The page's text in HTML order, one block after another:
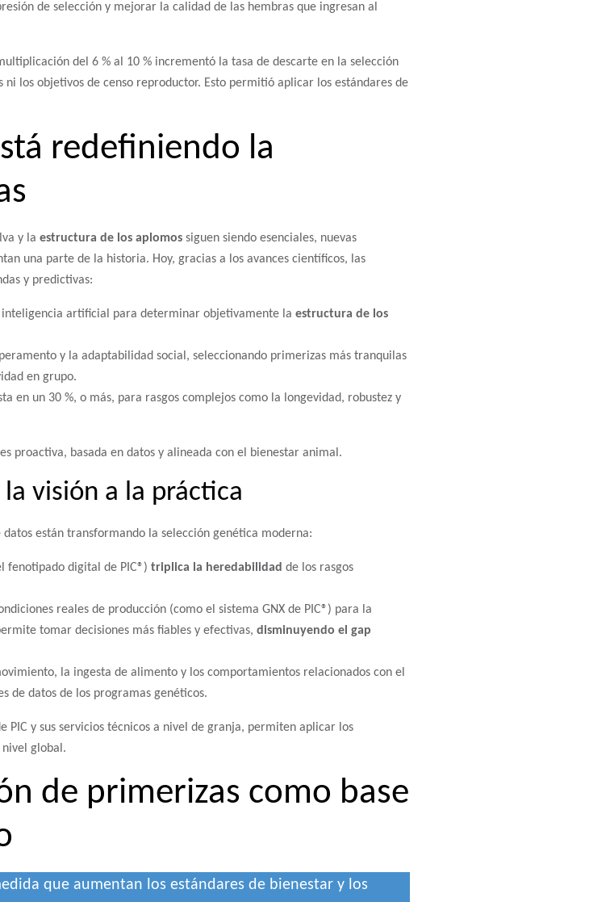
de selección y mejorar la calidad de las hembras que ingresan al
del 6 % al 10 % incrementó la tasa de descarte en la selección
los objetivos de censo reproductor. Esto permitió aplicar los estándares de
redefiniendo la
y la estructura de los aplomos siguen siendo esenciales, nuevas
una parte de la historia. Hoy, gracias a los avances científicos, las
y predictivas:
inteligencia artificial para determinar objetivamente la estructura de los
y la adaptabilidad social, seleccionando primerizas más tranquilas
en grupo.
en un 30 %, o más, para rasgos complejos como la longevidad, robustez y
proactiva, basada en datos y alineada con el bienestar animal.
visión a la práctica
están transformando la selección genética moderna:
fenotipado digital de PIC®) triplica la heredabilidad de los rasgos
reales de producción (como el sistema GNX de PIC®) para la
tomar decisiones más fiables y efectivas, disminuyendo el gap
la ingesta de alimento y los comportamientos relacionados con el
de datos de los programas genéticos.
y sus servicios técnicos a nivel de granja, permiten aplicar los
nivel global.
de primerizas como base
que aumentan los estándares de bienestar y los